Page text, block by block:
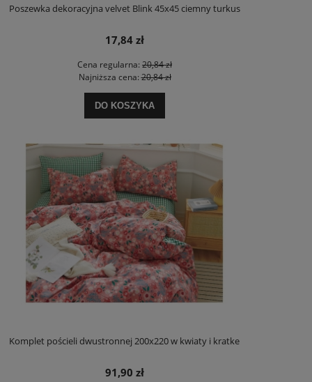
Poszewka dekoracyjna velvet Blink 45x45 ciemny turkus
17,84 zł
Cena regularna: 20,84 zł
Najniższa cena:20,84 zł
DO KOSZYKA
Komplet pościeli dwustronnej 200x220 w kwiaty i kratke
91,90 zł